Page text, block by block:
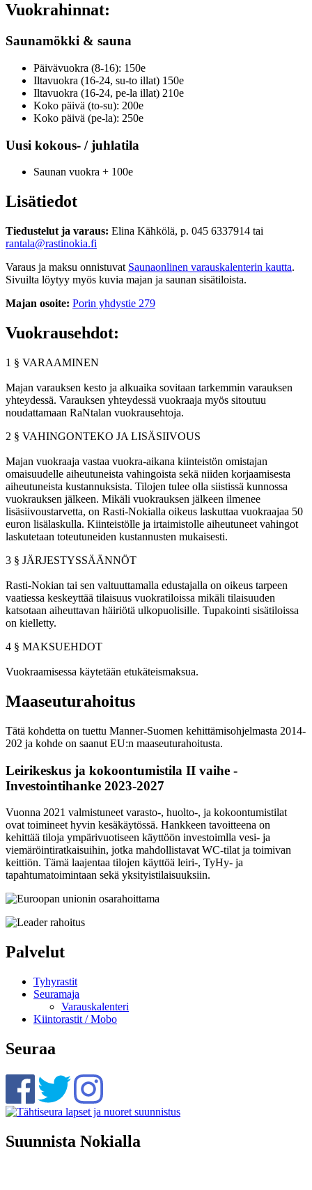
Vuokrahinnat:
Saunamökki & sauna
Päivävuokra (8-16): 150e
Iltavuokra (16-24, su-to illat) 150e
Iltavuokra (16-24, pe-la illat) 210e
Koko päivä (to-su): 200e
Koko päivä (pe-la): 250e
Uusi kokous- / juhlatila
Saunan vuokra + 100e
Lisätiedot
Tiedustelut ja varaus: Elina Kähkölä, p. 045 6337914 tai
rantala@rastinokia.fi
Varaus ja maksu onnistuvat Saunaonlinen varauskalenterin kautta.
Sivuilta löytyy myös kuvia majan ja saunan sisätiloista.
Majan osoite: Porin yhdystie 279
Vuokrausehdot:
1 § VARAAMINEN
Majan varauksen kesto ja alkuaika sovitaan tarkemmin varauksen
yhteydessä. Varauksen yhteydessä vuokraaja myös sitoutuu
noudattamaan RaNtalan vuokrausehtoja.
2 § VAHINGONTEKO JA LISÄSIIVOUS
Majan vuokraaja vastaa vuokra-aikana kiinteistön omistajan
omaisuudelle aiheutuneista vahingoista sekä niiden korjaamisesta
aiheutuneista kustannuksista. Tilojen tulee olla siistissä kunnossa
vuokrauksen jälkeen. Mikäli vuokrauksen jälkeen ilmenee
lisäsiivoustarvetta, on Rasti-Nokialla oikeus laskuttaa vuokraajaa 50
euron lisälaskulla. Kiinteistölle ja irtaimistolle aiheutuneet vahingot
laskutetaan toteutuneiden kustannusten mukaisesti.
3 § JÄRJESTYSSÄÄNNÖT
Rasti-Nokian tai sen valtuuttamalla edustajalla on oikeus tarpeen
vaatiessa keskeyttää tilaisuus vuokratiloissa mikäli tilaisuuden
katsotaan aiheuttavan häiriötä ulkopuolisille. Tupakointi sisätiloissa
on kielletty.
4 § MAKSUEHDOT
Vuokraamisessa käytetään etukäteismaksua.
Maaseuturahoitus
Tätä kohdetta on tuettu Manner-Suomen kehittämisohjelmasta 2014-
202 ja kohde on saanut EU:n maaseuturahoitusta.
Leirikeskus ja kokoontumistila II vaihe -
Investointihanke 2023-2027
Vuonna 2021 valmistuneet varasto-, huolto-, ja kokoontumistilat
ovat toimineet hyvin kesäkäytössä. Hankkeen tavoitteena on
kehittää tiloja ympärivuotiseen käyttöön investoimlla vesi- ja
viemäröintiratkaisuihin, jotka mahdollistavat WC-tilat ja toimivan
keittiön. Tämä laajentaa tilojen käyttöä leiri-, TyHy- ja
tapahtumatoimintaan sekä yksityistilaisuuksiin.
Palvelut
Tyhyrastit
Seuramaja
Varauskalenteri
Kiintorastit / Mobo
Seuraa
Suunnista Nokialla